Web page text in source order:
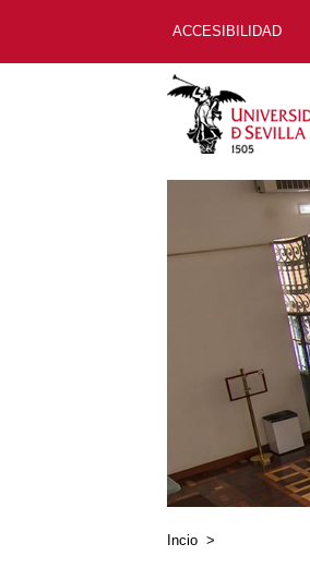
ACCESIBILIDAD
Incio >